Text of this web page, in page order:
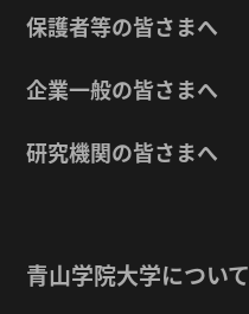
保護者等の皆さまへ
企業一般の皆さまへ
研究機関の皆さまへ
青山学院大学について